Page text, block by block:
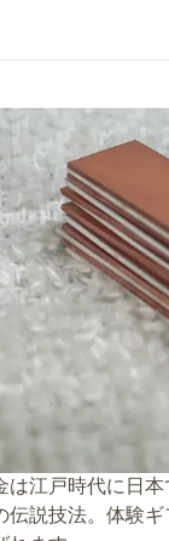
は江戸時代に日
伝説技法。体験